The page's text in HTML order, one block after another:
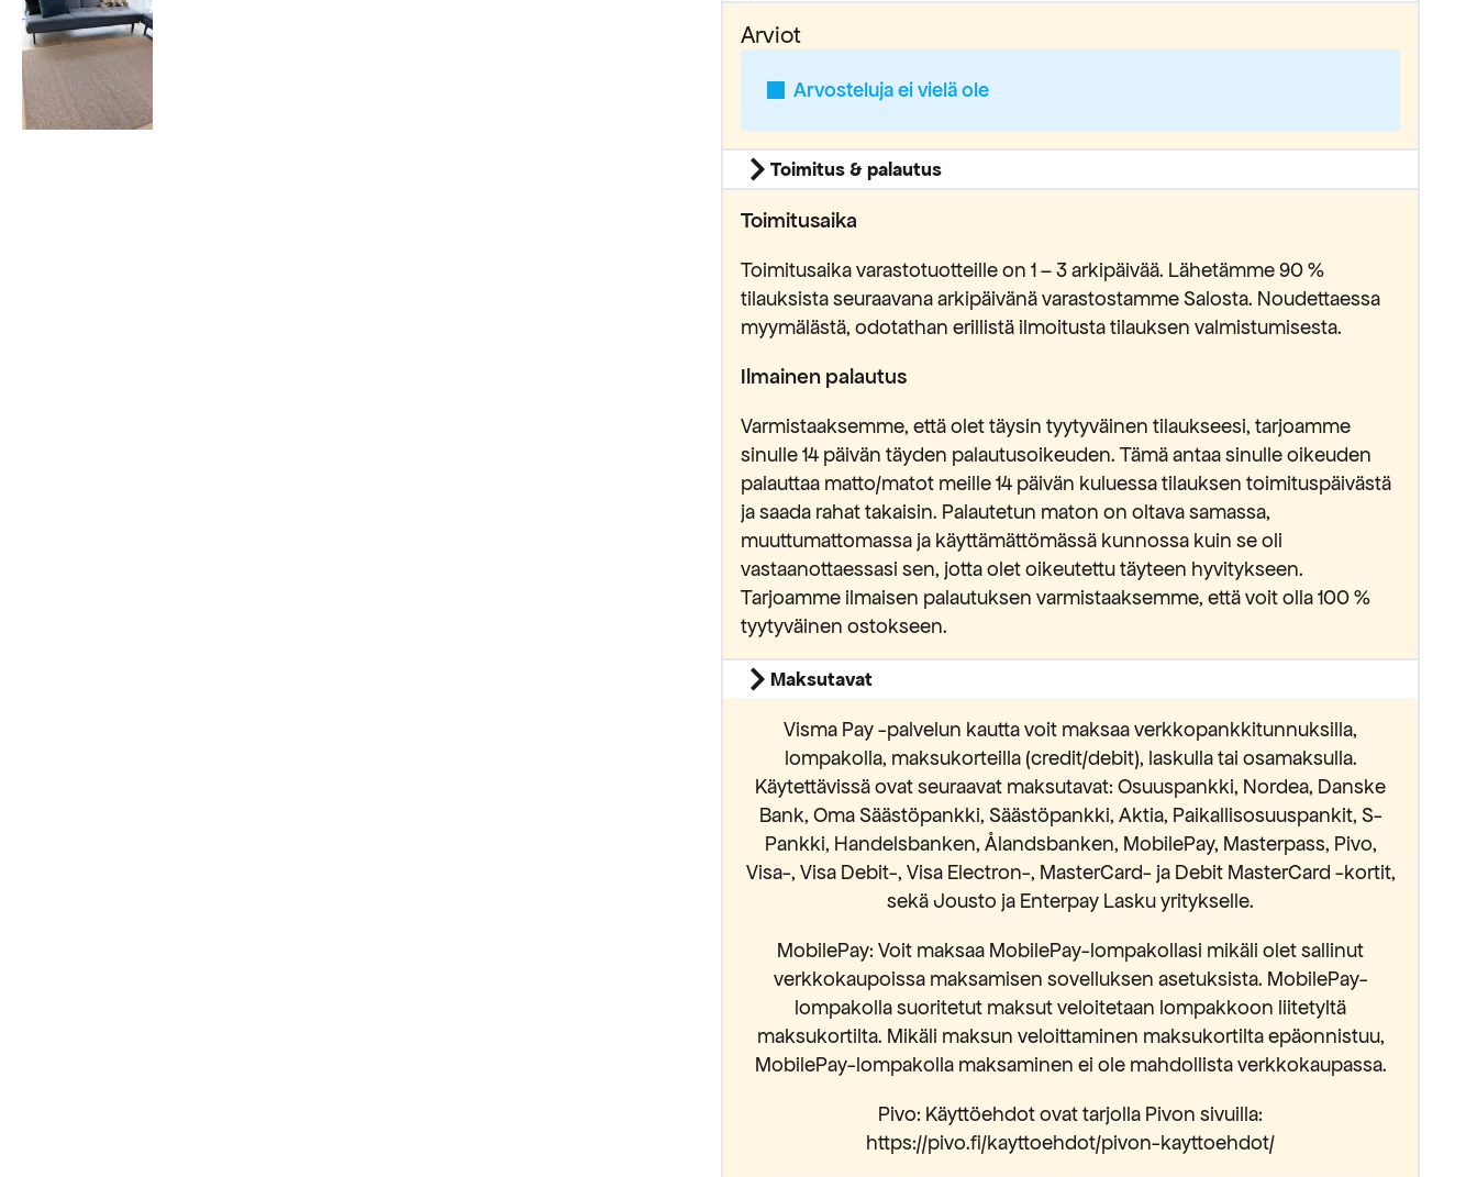
Arviot
Arvosteluja ei vielä ole
Toimitus & palautus
Toimitusaika
Toimitusaika varastotuotteille on 1 – 3 arkipäivää. Lähetämme 90 %
tilauksista seuraavana arkipäivänä varastostamme Salosta. Noudettaessa
myymälästä, odotathan erillistä ilmoitusta tilauksen valmistumisesta.
Ilmainen palautus
Varmistaaksemme, että olet täysin tyytyväinen tilaukseesi, tarjoamme
sinulle 14 päivän täyden palautusoikeuden. Tämä antaa sinulle oikeuden
palauttaa matto/matot meille 14 päivän kuluessa tilauksen toimituspäivästä
ja saada rahat takaisin. Palautetun maton on oltava samassa,
muuttumattomassa ja käyttämättömässä kunnossa kuin se oli
vastaanottaessasi sen, jotta olet oikeutettu täyteen hyvitykseen.
Tarjoamme ilmaisen palautuksen varmistaaksemme, että voit olla 100 %
tyytyväinen ostokseen.
Maksutavat
Visma Pay -palvelun kautta voit maksaa verkkopankkitunnuksilla,
lompakolla, maksukorteilla (credit/debit), laskulla tai osamaksulla.
Käytettävissä ovat seuraavat maksutavat: Osuuspankki, Nordea, Danske
Bank, Oma Säästöpankki, Säästöpankki, Aktia, Paikallisosuuspankit, S-
Pankki, Handelsbanken, Ålandsbanken, MobilePay, Masterpass, Pivo,
Visa-, Visa Debit-, Visa Electron-, MasterCard- ja Debit MasterCard -kortit,
sekä Jousto ja Enterpay Lasku yritykselle.
MobilePay: Voit maksaa MobilePay-lompakollasi mikäli olet sallinut
verkkokaupoissa maksamisen sovelluksen asetuksista. MobilePay-
lompakolla suoritetut maksut veloitetaan lompakkoon liitetyltä
maksukortilta. Mikäli maksun veloittaminen maksukortilta epäonnistuu,
MobilePay-lompakolla maksaminen ei ole mahdollista verkkokaupassa.
Pivo: Käyttöehdot ovat tarjolla Pivon sivuilla:
https://pivo.fi/kayttoehdot/pivon-kayttoehdot/